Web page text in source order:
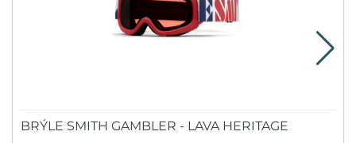
BRÝLE SMITH GAMBLER - LAVA HERITAGE